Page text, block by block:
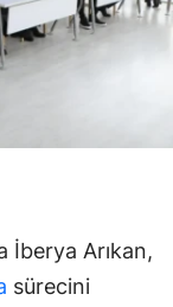
İberya Arıkan,
sürecini